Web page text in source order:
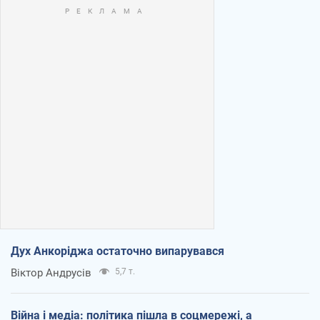
Дух Анкоріджа остаточно випарувався
Віктор Андрусів 5,7 т.
Війна і медіа: політика пішла в соцмережі, а